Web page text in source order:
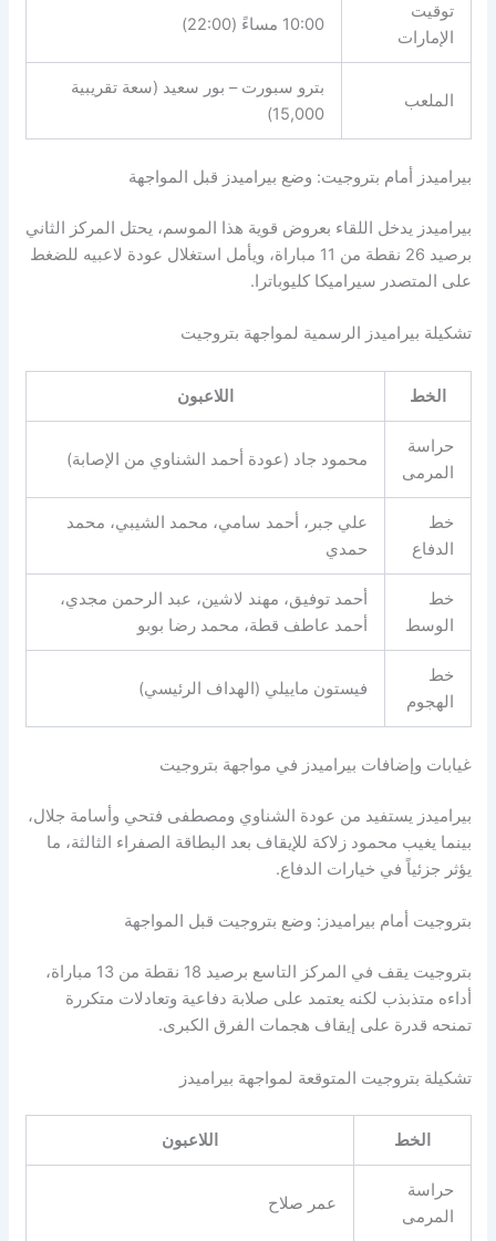
توقيت
الإمارات
10:00 مساءً (22:00)
الملعب
بترو سبورت – بور سعيد (سعة تقريبية
15,000)
بيراميدز أمام بتروجيت: وضع بيراميدز قبل المواجهة
بيراميدز يدخل اللقاء بعروض قوية هذا الموسم، يحتل المركز الثاني
برصيد 26 نقطة من 11 مباراة، ويأمل استغلال عودة لاعبيه للضغط
على المتصدر سيراميكا كليوباترا.
تشكيلة بيراميدز الرسمية لمواجهة بتروجيت
الخط اللاعبون
حراسة
المرمى
محمود جاد (عودة أحمد الشناوي من الإصابة)
خط
الدفاع
علي جبر، أحمد سامي، محمد الشيبي، محمد
حمدي
خط
الوسط
أحمد توفيق، مهند لاشين، عبد الرحمن مجدي،
أحمد عاطف قطة، محمد رضا بوبو
خط
الهجوم
فيستون ماييلي (الهداف الرئيسي)
غيابات وإضافات بيراميدز في مواجهة بتروجيت
بيراميدز يستفيد من عودة الشناوي ومصطفى فتحي وأسامة جلال،
بينما يغيب محمود زلاكة للإيقاف بعد البطاقة الصفراء الثالثة، ما
يؤثر جزئياً في خيارات الدفاع.
بتروجيت أمام بيراميدز: وضع بتروجيت قبل المواجهة
بتروجيت يقف في المركز التاسع برصيد 18 نقطة من 13 مباراة،
أداءه متذبذب لكنه يعتمد على صلابة دفاعية وتعادلات متكررة
تمنحه قدرة على إيقاف هجمات الفرق الكبرى.
تشكيلة بتروجيت المتوقعة لمواجهة بيراميدز
الخط اللاعبون
حراسة
المرمى
عمر صلاح